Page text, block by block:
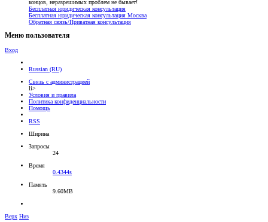
концов, неразрешимых проблем не бывает!
Бесплатная юридическая консультация
Бесплатная юридическая консультация Москва
Обратная связь/Приватная консультация
Меню пользователя
Вход
Russian (RU)
Связь с администрацией
li>
Условия и правила
Политика конфиденциальности
Помощь
RSS
Ширина
Запросы
24
Время
0.4344s
Память
9.60MB
Верх Низ